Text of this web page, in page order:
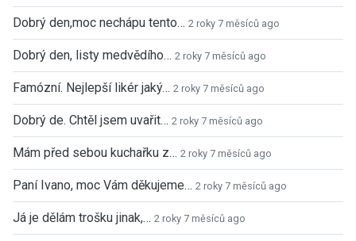
Dobrý den,moc nechápu tento… 2 roky 7 měsíců ago
Dobrý den, listy medvědího… 2 roky 7 měsíců ago
Famózní. Nejlepší likér jaký… 2 roky 7 měsíců ago
Dobrý de. Chtěl jsem uvařit… 2 roky 7 měsíců ago
Mám před sebou kuchařku z… 2 roky 7 měsíců ago
Paní Ivano, moc Vám děkujeme… 2 roky 7 měsíců ago
Já je dělám trošku jinak,… 2 roky 7 měsíců ago